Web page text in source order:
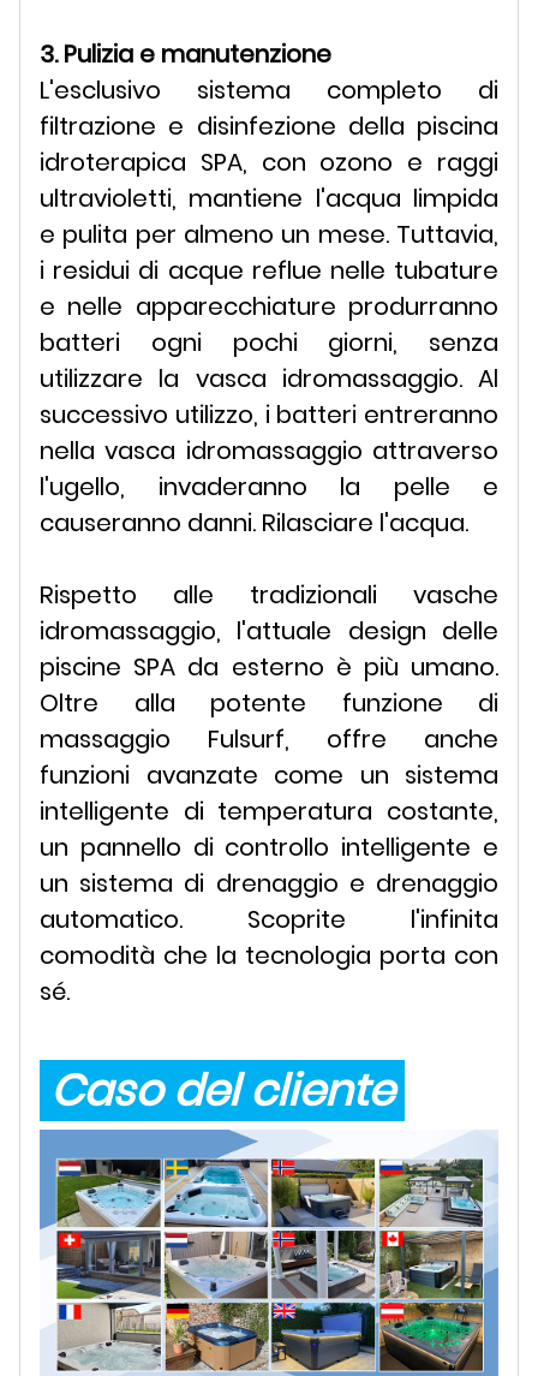
3. Pulizia e manutenzione
L'esclusivo sistema completo di
filtrazione e disinfezione della piscina
idroterapica SPA, con ozono e raggi
ultravioletti, mantiene l'acqua limpida
e pulita per almeno un mese. Tuttavia,
i residui di acque reflue nelle tubature
e nelle apparecchiature produrranno
batteri ogni pochi giorni, senza
utilizzare la vasca idromassaggio. Al
successivo utilizzo, i batteri entreranno
nella vasca idromassaggio attraverso
l'ugello, invaderanno la pelle e
causeranno danni. Rilasciare l'acqua.
Rispetto alle tradizionali vasche
idromassaggio, l'attuale design delle
piscine SPA da esterno è più umano.
Oltre alla potente funzione di
massaggio Fulsurf, offre anche
funzioni avanzate come un sistema
intelligente di temperatura costante,
un pannello di controllo intelligente e
un sistema di drenaggio e drenaggio
automatico. Scoprite l'infinita
comodità che la tecnologia porta con
sé.
Caso del cliente